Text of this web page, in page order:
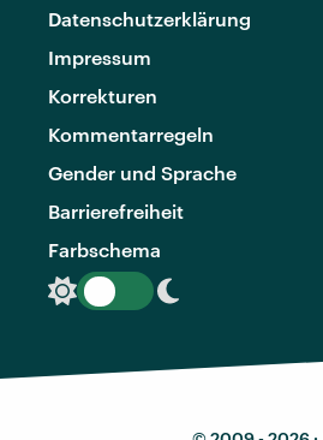
Datenschutzerklärung
Impressum
Korrekturen
Kommentarregeln
Gender und Sprache
Barrierefreiheit
Farbschema